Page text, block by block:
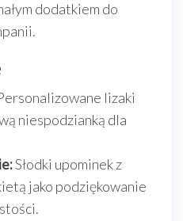
dodatkiem do
lizaki
niespodzianką dla
Słodki upominek z
jako podziękowanie